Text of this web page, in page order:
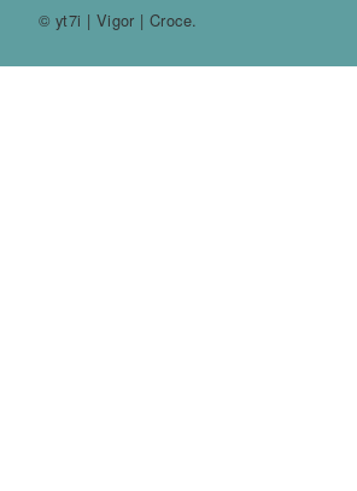
© yt7i | Vigor | Croce.